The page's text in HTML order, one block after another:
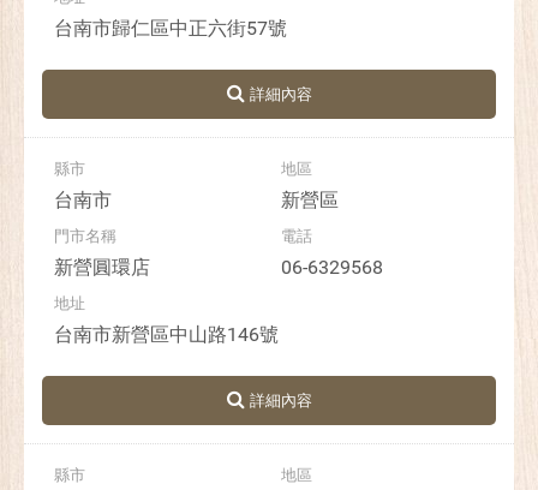
台南市歸仁區中正六街57號
台南市 新營區
新營圓環店 06-6329568
台南市新營區中山路146號